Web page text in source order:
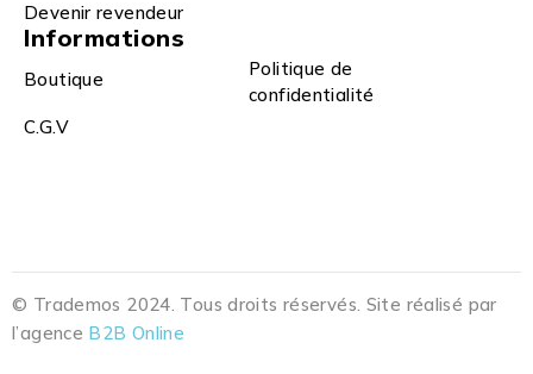
Devenir revendeur
Informations
Boutique
Politique de
confidentialité
C.G.V
© Trademos 2024. Tous droits réservés. Site réalisé par
l’agence B2B Online